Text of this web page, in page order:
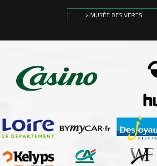
> MUSÉE DES VERTS